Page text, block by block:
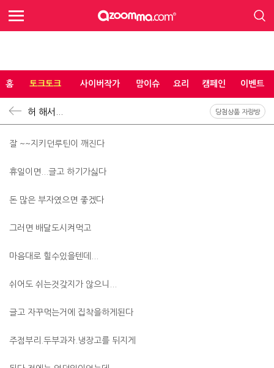
홈 토크토크 사이버작가 맘이슈 요리 캠페인 이벤트
허 해서... 당첨상품 자랑방
잘 ~~지키던루틴이 깨진다
휴일이면...글고 하기가싫다
돈 많은 부자였으면 좋겠다
그러면 배달도시켜먹고
마음대로 힐수있을텐데...
쉬어도 쉬는것갖지가 않으니...
글고 자꾸먹는거에 집착을하게된다
주점부리.두부과자.냉장고를 뒤지게